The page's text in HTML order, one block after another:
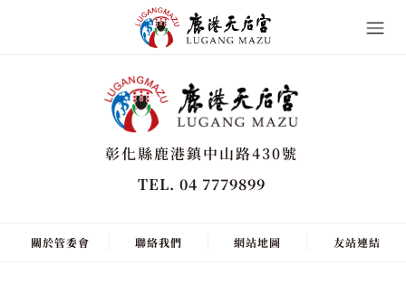
彰化縣鹿港鎮中山路430號
TEL. 04 7779899
關於管委會 聯絡我們 網站地圖 友站連結